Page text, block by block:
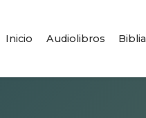
Inicio Audiolibros Biblia